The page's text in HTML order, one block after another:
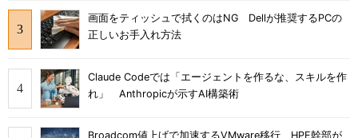
画面をティッシュで拭くのはNG Dellが推奨するPCの
正しいお手入れ方法
Claude Codeでは「エージェントを作るな、スキルを作
れ」 Anthropicが示すAI構築術
Broadcom値上げで加速するVMware移行 HPE幹部が